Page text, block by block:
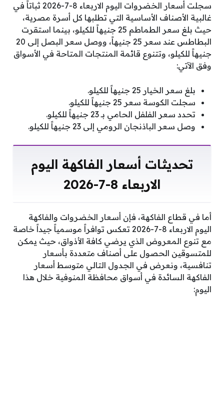
سجلت أسعار الخضروات اليوم الاربعاء 8-7-2026 ثباتاً في
غالبية الأصناف الأساسية التي تطلبها كل أسرة مصرية،
حيث بلغ سعر الطماطم 25 جنيهاً للكيلو، بينما استقرت
البطاطس عند سعر 25 جنيهاً، ووصل سعر البصل إلى 20
جنيهاً للكيلو، وتتنوع قائمة المنتجات المتاحة في الأسواق
وفق الآتي:
بلغ سعر الخيار 25 جنيهاً للكيلو.
سجلت الكوسة سعر 25 جنيهاً للكيلو.
تحدد سعر الفلفل الحامي بـ 23 جنيهاً للكيلو.
وصل سعر الباذنجان الرومي إلى 23 جنيهاً للكيلو.
تحديثات أسعار الفاكهة اليوم
الاربعاء 8-7-2026
أما في قطاع الفاكهة، فإن أسعار الخضروات والفاكهة
اليوم الاربعاء 8-7-2026 تعكس توافراً موسمياً جيداً خاصة
مع تنوع المعروض الذي يرضي كافة الأذواق، حيث يمكن
للمتسوقين الحصول على أصناف متعددة بأسعار
تنافسية، ونعرض في الجدول التالي متوسط أسعار
الفاكهة السائدة في أسواق محافظة المنوفية خلال هذا
اليوم: